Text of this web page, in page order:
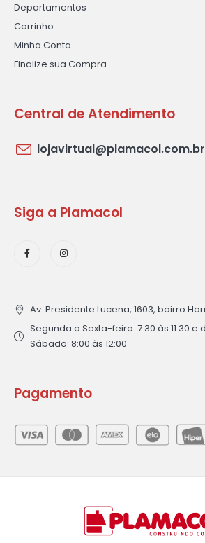
Departamentos
Carrinho
Minha Conta
Finalize sua Compra
Central de Atendimento
lojavirtual@plamacol.com.br
Siga a Plamacol
Av. Presidente Lucena, 1603, bairro
Segunda a Sexta-feira: 7:30 às 11:30 e
Sábado: 8:00 às 12:00
Pagamento